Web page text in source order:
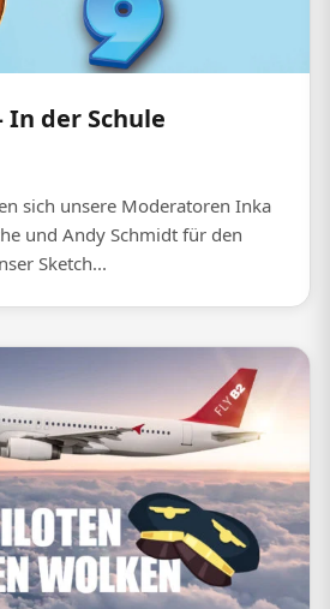
In der Schule
sich unsere Moderatoren Inka
und Andy Schmidt für den
Sketch...